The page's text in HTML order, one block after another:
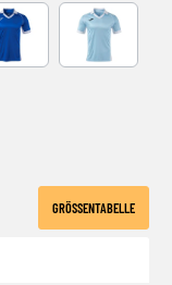
ROYAL-WHITE
GRÖSSENTABELLE